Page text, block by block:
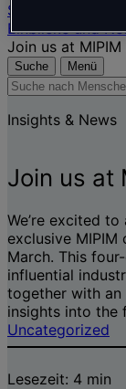
Startseite
Einblicke und
Join us at MIPIM
Suche Menü
Suche
Menschen,
und
Insights & News
Join us at
We’re excited
exclusive
March. This
influential
together with an
insights into the
Uncategorized
Lesezeit: 4 min